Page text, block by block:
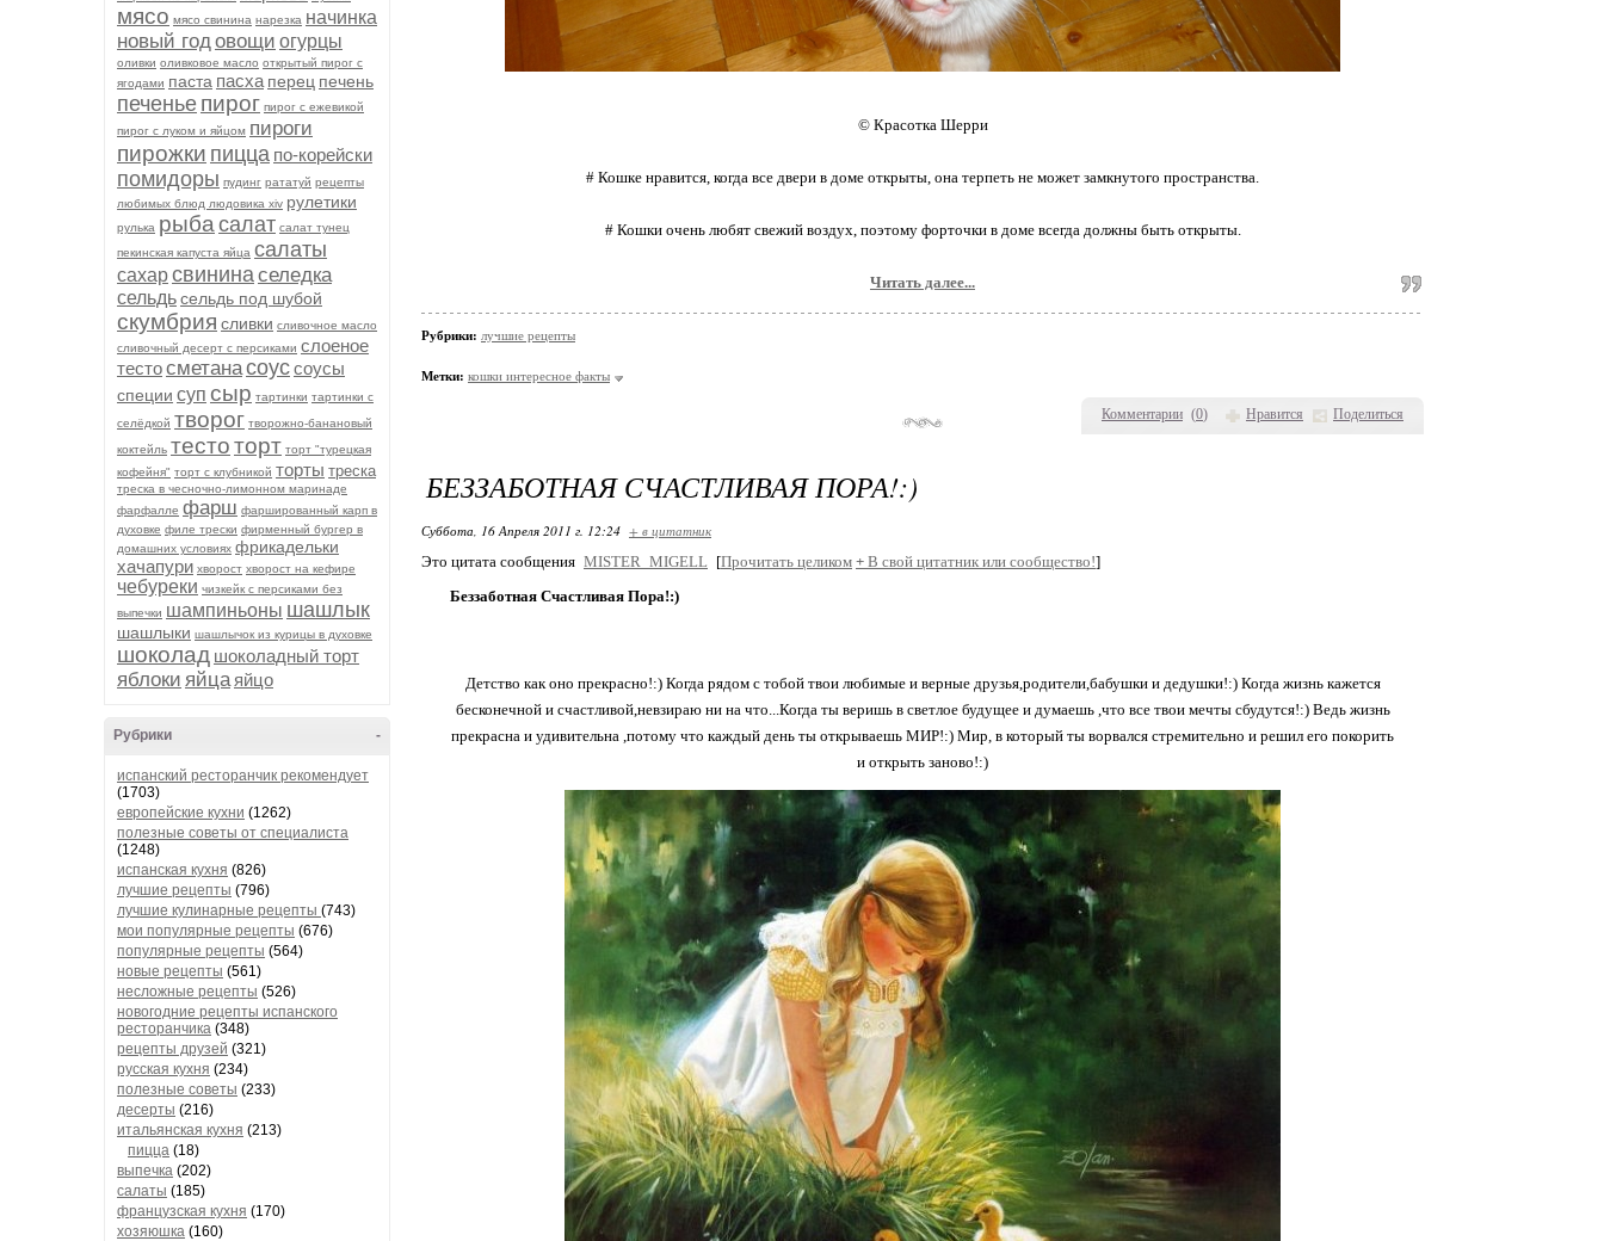
мясо мясо свинина нарезка начинка
новый годовощи огурцы
оливки оливковое масло открытый пирог с
ягодами паста пасха перец печень
печенье пирог пирог с ежевикой
пирог с луком и яйцом пироги
пирожки пицца по-корейски
помидоры пудинг рататуй рецепты
любимых блюд людовика xiv рулетики
рулька рыба салат салат тунец
пекинская капуста яйца салаты
сахарсвининаселедка
сельдьсельдь под шубой
скумбрия сливки сливочное масло
сливочный десерт с персиками слоеное
тестосметанасоуссоусы
специи суп сыр тартинки тартинки с
селёдкой творог творожно-банановый
коктейль тестоторт торт "турецкая
кофейня" торт с клубникой торты треска
треска в чесночно-лимонном маринаде
фарфалле фарш фаршированный карп в
духовке филе трески фирменный бургер в
домашних условиях фрикадельки
хачапури хворост хворост на кефире
чебуреки чизкейк с персиками без
выпечки шампиньоны шашлык
шашлыки шашлычок из курицы в духовке
шоколад шоколадный торт
яблоки яйца яйцо
-
Рубрики
испанский ресторанчик рекомендует
(1703)
европейские кухни (1262)
полезные советы от специалиста
(1248)
испанская кухня (826)
лучшие рецепты (796)
лучшие кулинарные рецепты (743)
мои популярные рецепты (676)
популярные рецепты (564)
новые рецепты (561)
несложные рецепты (526)
новогодние рецепты испанского
ресторанчика (348)
рецепты друзей (321)
русская кухня (234)
полезные советы (233)
десерты (216)
итальянская кухня (213)
пицца (18)
выпечка (202)
салаты (185)
французская кухня (170)
хозяюшка (160)
Комментарии (0) Нравится Поделиться
© Красотка Шерри
# Кошке нравится, когда все двери в доме открыты, она терпеть не может замкнутого пространства.
# Кошки очень любят свежий воздух, поэтому форточки в доме всегда должны быть открыты.
Читать далее...
Рубрики: лучшие рецепты
Метки: кошки интересное факты
БЕЗЗАБОТНАЯ СЧАСТЛИВАЯ ПОРА!:)
Суббота, 16 Апреля 2011 г. 12:24 + в цитатник
Это цитата сообщения MISTER_MIGELL [Прочитать целиком + В свой цитатник или сообщество!]
Беззаботная Счастливая Пора!:)
Детство как оно прекрасно!:) Когда рядом с тобой твои любимые и верные друзья,родители,бабушки и дедушки!:) Когда жизнь кажется
бесконечной и счастливой,невзираю ни на что...Когда ты веришь в светлое будущее и думаешь ,что все твои мечты сбудутся!:) Ведь жизнь
прекрасна и удивительна ,потому что каждый день ты открываешь МИР!:) Мир, в который ты ворвался стремительно и решил его покорить
и открыть заново!:)